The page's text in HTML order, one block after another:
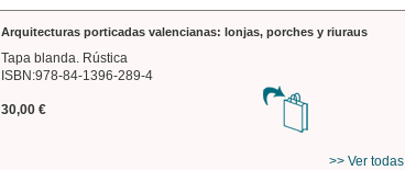
Arquitecturas porticadas valencianas: lonjas, porches y riuraus
Tapa blanda. Rústica
ISBN:978-84-1396-289-4
30,00 €
>> Ver todas